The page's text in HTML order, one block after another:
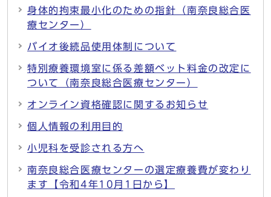
身体的拘束最小化のための指針（南奈良総合医
療センター）
バイオ後続品使用体制について
特別療養環境室に係る差額ベット料金の改定に
ついて（南奈良総合医療センター）
オンライン資格確認に関するお知らせ
個人情報の利用目的
小児科を受診される方へ
南奈良総合医療センターの選定療養費が変わり
ます【令和4年10月1日から】